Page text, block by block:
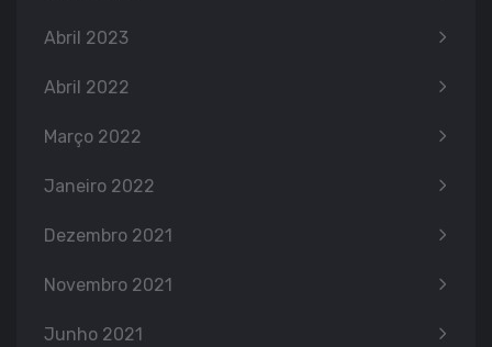
Abril 2023
Abril 2022
Março 2022
Janeiro 2022
Dezembro 2021
Novembro 2021
Junho 2021